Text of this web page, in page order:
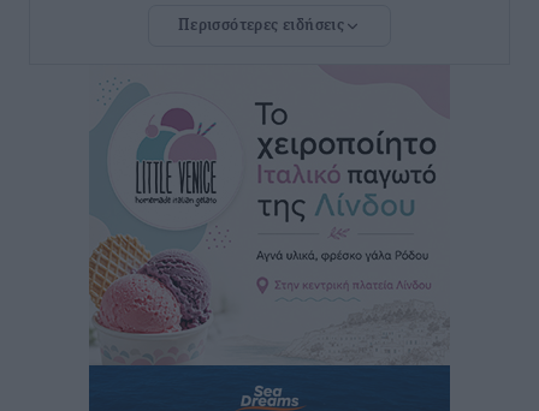
διακόψουν το κάπνισμα
Έκτακτο επίδομα παιδιού: Έως 10 Αυγούστου η
προθεσμία για ΑΦΜ – Ποιοι πάνε ταμείο
πριν 2 ώρες
ASTYBUS: 27.642 διαδρομές στην Αστυπάλαια – Το
«έξυπνο» μοντέλο μετακίνησης που έγινε μέρος της
καθημερινότητας
Τοπικές Ειδήσεις• πριν 2 ώρες
Ερώτηση Μπελέρη σε Κομισιόν για τη δημιουργία
Περισσότερες ειδήσεις